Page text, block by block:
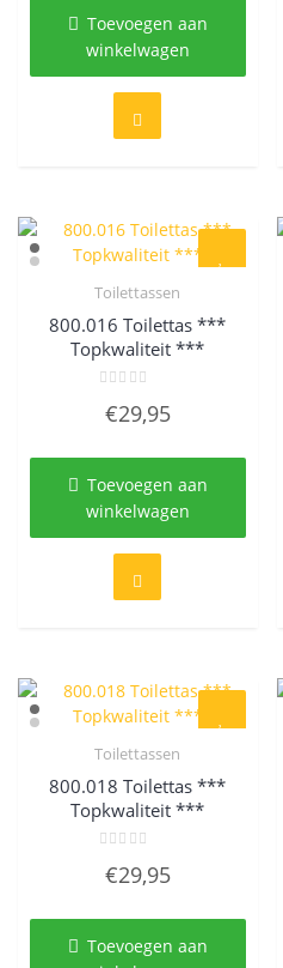
Toevoegen aan
winkelwagen
Toilettassen
800.016 Toilettas ***
Topkwaliteit ***
0
uit
€29,95
Toevoegen aan
winkelwagen
Toilettassen
800.018 Toilettas ***
Topkwaliteit ***
0
uit
€29,95
Toevoegen aan